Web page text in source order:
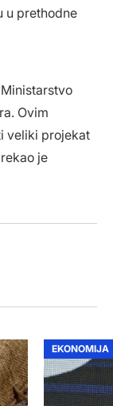
u prethodne
Ovim
veliki projekat
je
EKONOMIJA